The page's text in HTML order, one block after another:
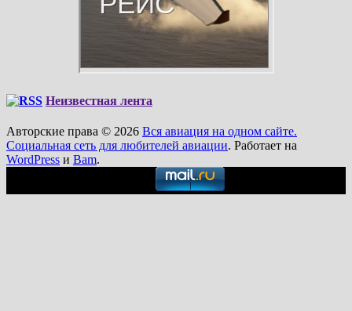
Неизвестная лента
Авторские права © 2026 Вся авиация на одном сайте.
Социальная сеть для любителей авиации. Работает на
WordPress и Bam.